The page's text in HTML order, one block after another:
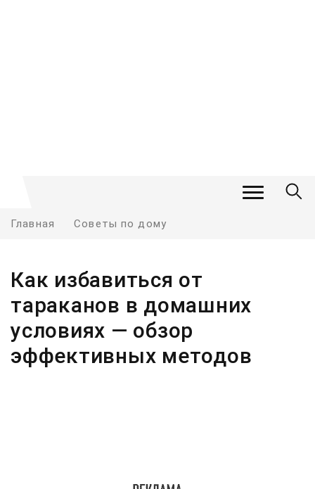
Главная Советы по дому
Как избавиться от
тараканов в домашних
условиях — обзор
эффективных методов